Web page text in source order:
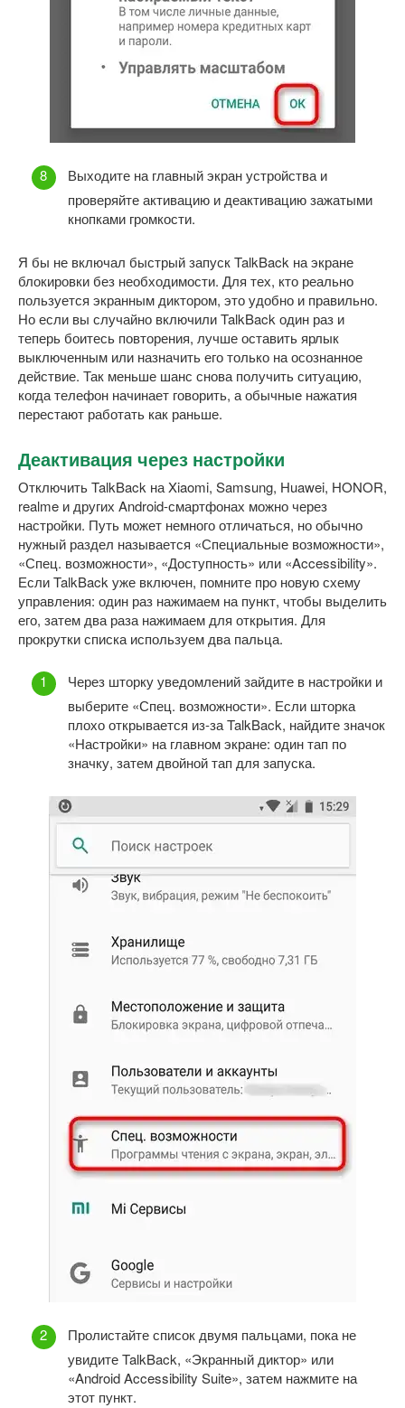
Выходите на главный экран устройства и
проверяйте активацию и деактивацию зажатыми
кнопками громкости.
Я бы не включал быстрый запуск TalkBack на экране
блокировки без необходимости. Для тех, кто реально
пользуется экранным диктором, это удобно и правильно.
Но если вы случайно включили TalkBack один раз и
теперь боитесь повторения, лучше оставить ярлык
выключенным или назначить его только на осознанное
действие. Так меньше шанс снова получить ситуацию,
когда телефон начинает говорить, а обычные нажатия
перестают работать как раньше.
Деактивация через настройки
Отключить TalkBack на Xiaomi, Samsung, Huawei, HONOR,
realme и других Android-смартфонах можно через
настройки. Путь может немного отличаться, но обычно
нужный раздел называется «Специальные возможности»,
«Спец. возможности», «Доступность» или «Accessibility».
Если TalkBack уже включен, помните про новую схему
управления: один раз нажимаем на пункт, чтобы выделить
его, затем два раза нажимаем для открытия. Для
прокрутки списка используем два пальца.
Через шторку уведомлений зайдите в настройки и
выберите «Спец. возможности». Если шторка
плохо открывается из-за TalkBack, найдите значок
«Настройки» на главном экране: один тап по
значку, затем двойной тап для запуска.
Пролистайте список двумя пальцами, пока не
увидите TalkBack, «Экранный диктор» или
«Android Accessibility Suite», затем нажмите на
этот пункт.